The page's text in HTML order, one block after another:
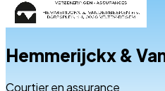
Hemmerijckx &
Courtier en assurance